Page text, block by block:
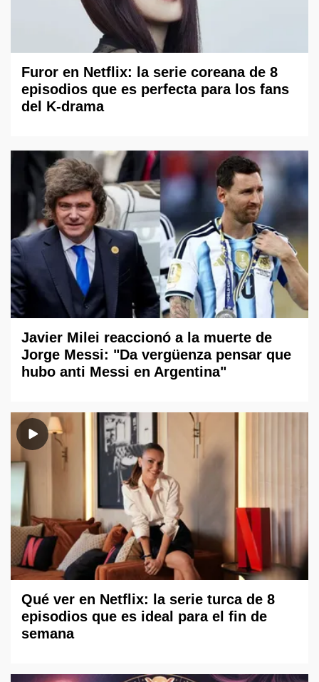
Furor en Netflix: la serie coreana de 8
episodios que es perfecta para los fans
del K-drama
Javier Milei reaccionó a la muerte de
Jorge Messi: "Da vergüenza pensar que
hubo anti Messi en Argentina"
Qué ver en Netflix: la serie turca de 8
episodios que es ideal para el fin de
semana